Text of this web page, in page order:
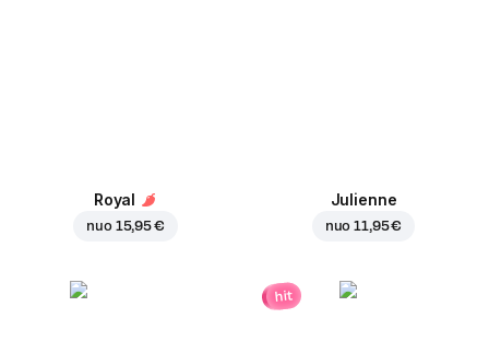
Royal
nuo 15,95 €
Julienne
nuo11,95 €
hit